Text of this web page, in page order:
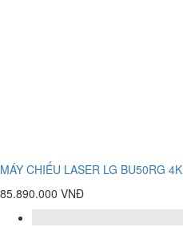
MÁY CHIẾU LASER LG BU50RG 4K
85.890.000 VNĐ